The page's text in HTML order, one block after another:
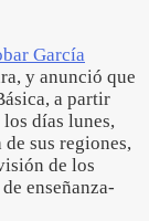
García
y anunció que
a partir
días lunes,
sus regiones,
de los
enseñanza-